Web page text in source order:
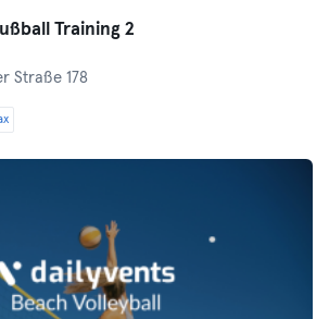
Training 2
Straße 178